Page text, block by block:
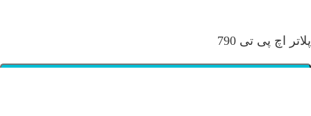
پلاتر اچ پی تی 790